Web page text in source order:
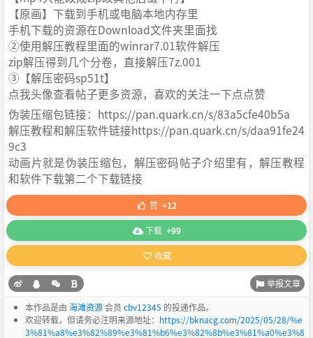
【原画】下载到手机或电脑本地内存里
手机下载的资源在Download文件夹里面找
②使用解压教程里面的winrar7.01软件解压
zip解压得到几个分卷，直接解压7z.001
③【解压密码sp51t】
点我头像查看帖子更多资源，喜欢的关注一下点点赞
伪装压缩包链接：https://pan.quark.cn/s/83a5cfe40b5a
解压教程和解压软件链接https://pan.quark.cn/s/daa91fe24
9c3
动画片就是伪装压缩包，解压密码帖子介绍里有，解压教程
和软件下载第二个下载链接
赞 +12
下载 +99
收藏
举报文章
本作品是由 海滩资源会员 cbv12345 的投递作品。
欢迎转载，但请务必注明来源地址： https://bknacg.com/2025/05/28/%e
3%81%a8%e3%82%89%e3%81%b6%e3%82%8b%e3%81%a0%e3%8